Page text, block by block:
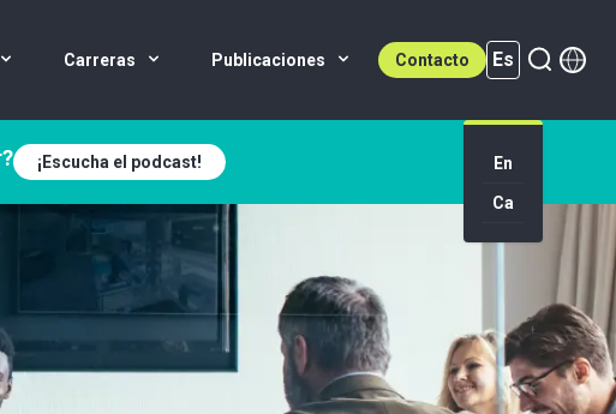
Carreras Publicaciones Contacto Es
Es (active)
En
Ca
¡Escucha el podcast!